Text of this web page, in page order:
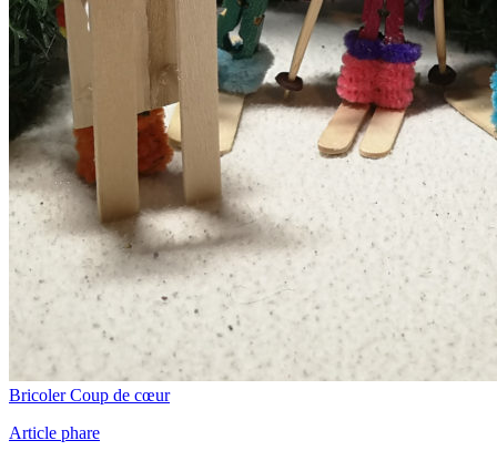
Bricoler Coup de cœur
Article phare